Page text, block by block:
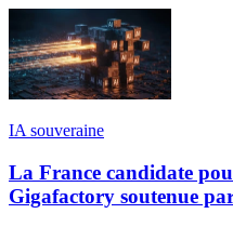
IA souveraine
La France candidate
Gigafactory soutenue